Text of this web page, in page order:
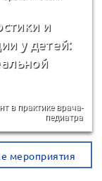
и
у детей:
в практике врача-
педиатра
мероприятия